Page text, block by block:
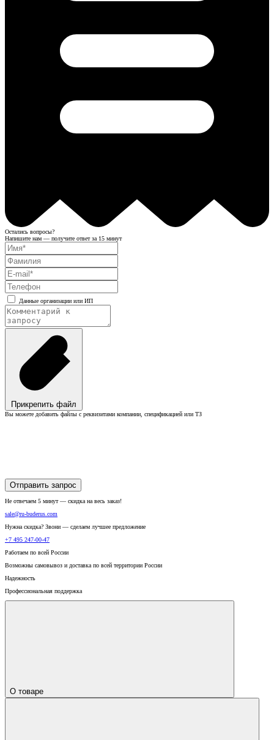
Остались вопросы?
Напишите нам — получите ответ за 15 минут
Данные организации или ИП
Прикрепить файл
Вы можете добавить файлы с реквизитами компании, спецификацией или ТЗ
Отправить запрос
Не отвечаем 5 минут — скидка на весь заказ!
sale@ru-buderus.com
Нужна скидка? Звони — сделаем лучшее предложение
+7 495 247-00-47
Работаем по всей России
Возможны самовывоз и доставка по всей территории России
Надежность
Профессиональная поддержка
О товаре